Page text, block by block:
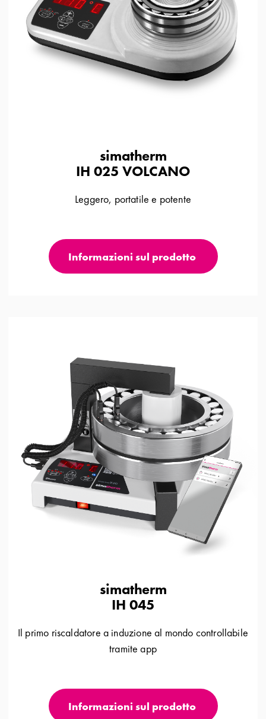
simatherm
IH 025 VOLCANO
Leggero, portatile e potente
Informazioni sul prodotto
simatherm
IH 045
Il primo riscaldatore a induzione al mondo controllabile
tramite app
Informazioni sul prodotto